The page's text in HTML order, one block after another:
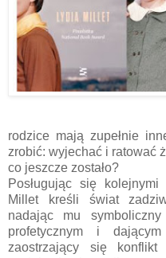
rodzice mają zupełnie
zrobić: wyjechać i ratować
co jeszcze zostało?
Posługując się
Millet kreśli świat
nadając mu
profetycznym i
zaostrzający się konflikt